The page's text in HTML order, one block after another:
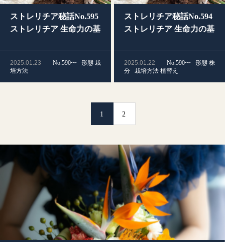
ストレリチア秘話No.595
ストレリチア 生命力の基
その2
2025.01.23 No.590〜 形態 栽
培方法
ストレリチア秘話No.594
ストレリチア 生命力の基
り？その1
2025.01.22 No.590〜 形態 株
分
栽培方法 植替え
1 2